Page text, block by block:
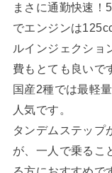
まさに通勤快速！
でエンジンは
ルインジェクショ
費もとても良いで
国産2種では最軽
人気です。
タンデムステップ
が、一人で乗るこ